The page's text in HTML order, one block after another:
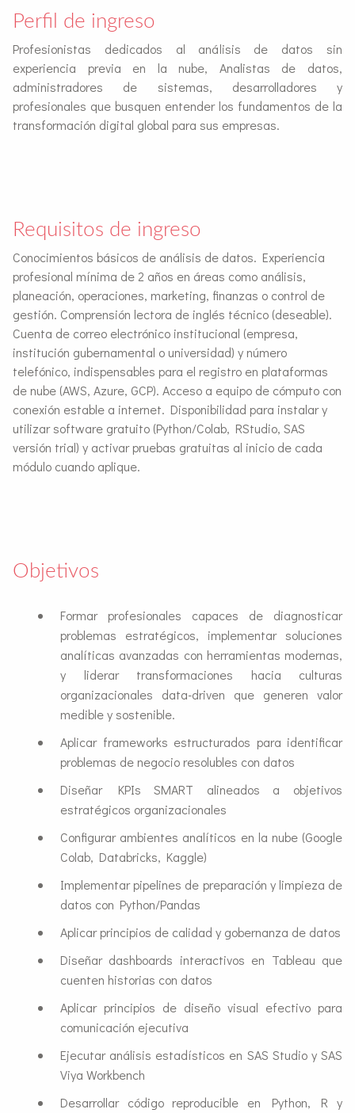
Perfil de ingreso
Profesionistas dedicados al análisis de datos sin
experiencia previa en la nube, Analistas de datos,
administradores de sistemas, desarrolladores y
profesionales que busquen entender los fundamentos de la
transformación digital global para sus empresas.
Requisitos de ingreso
Conocimientos básicos de análisis de datos. Experiencia
profesional mínima de 2 años en áreas como análisis,
planeación, operaciones, marketing, finanzas o control de
gestión. Comprensión lectora de inglés técnico (deseable).
Cuenta de correo electrónico institucional (empresa,
institución gubernamental o universidad) y número
telefónico, indispensables para el registro en plataformas
de nube (AWS, Azure, GCP). Acceso a equipo de cómputo con
conexión estable a internet. Disponibilidad para instalar y
utilizar software gratuito (Python/Colab, RStudio, SAS
versión trial) y activar pruebas gratuitas al inicio de cada
módulo cuando aplique.
Objetivos
Formar profesionales capaces de diagnosticar
problemas estratégicos, implementar soluciones
analíticas avanzadas con herramientas modernas,
y liderar transformaciones hacia culturas
organizacionales data-driven que generen valor
medible y sostenible.
Aplicar frameworks estructurados para identificar
problemas de negocio resolubles con datos
Diseñar KPIs SMART alineados a objetivos
estratégicos organizacionales
Configurar ambientes analíticos en la nube (Google
Colab, Databricks, Kaggle)
Implementar pipelines de preparación y limpieza de
datos con Python/Pandas
Aplicar principios de calidad y gobernanza de datos
Diseñar dashboards interactivos en Tableau que
cuenten historias con datos
Aplicar principios de diseño visual efectivo para
comunicación ejecutiva
Ejecutar análisis estadísticos en SAS Studio y SAS
Viya Workbench
Desarrollar código reproducible en Python, R y